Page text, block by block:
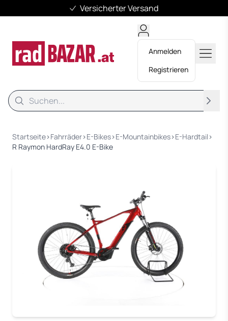
Versicherter Versand
Anmelden
Registrieren
Suche
Startseite›Fahrräder›E-Bikes›E-Mountainbikes›E-Hardtail ›
R Raymon HardRay E4.0 E-Bike